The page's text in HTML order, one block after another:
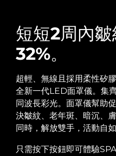
短短2周內
32%。
超輕、無線且採用柔性矽
全新一代LED面罩儀。集
同波長彩光。面罩儀幫助
決皺紋、老年斑、暗沉、
同時，解放雙手，活動自如
只需按下按鈕即可體驗
LUNA™ 4
Anti-aging
Massage, LED
BEAR™ 2
Microcurrent
Microcurrent
補水保濕
UFO™ 3 套
issa™ 4
奧地利
巴林
比利時
百慕達
波士尼亞與赫塞哥維納
汶萊